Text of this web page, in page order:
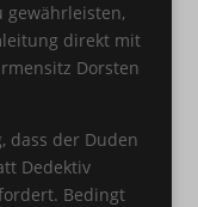
gewährleisten,
direkt mit
Dorsten
dass der Duden
Dedektiv
Bedingt